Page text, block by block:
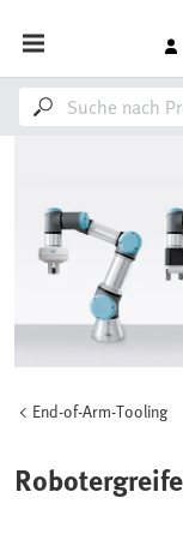
End-of-Arm-Tooling